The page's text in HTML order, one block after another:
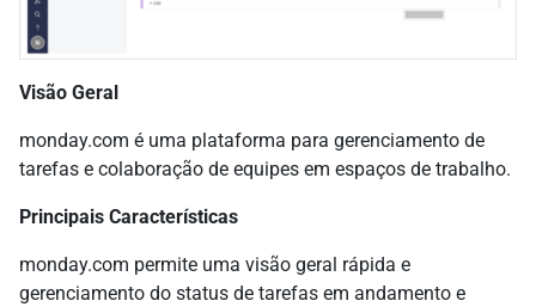
Visão Geral
monday.com é uma plataforma para gerenciamento de
tarefas e colaboração de equipes em espaços de trabalho.
Principais Características
monday.com permite uma visão geral rápida e
gerenciamento do status de tarefas em andamento e